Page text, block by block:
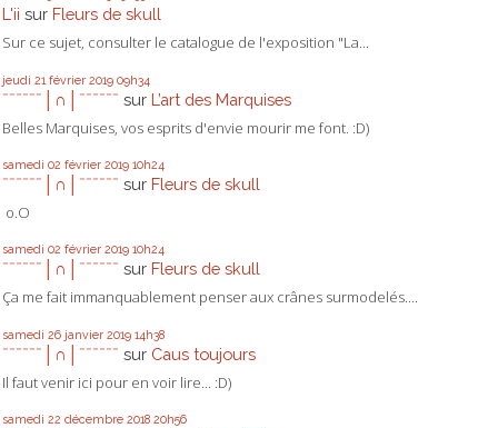
L'ii sur Fleurs de skull
Sur ce sujet, consulter le catalogue de l'exposition "La...
jeudi 21 février 2019 09h34
ˉˉˉˉˉˉ│∩│ˉˉˉˉˉˉ sur L’art des Marquises
Belles Marquises, vos esprits d'envie mourir me font. :D)
samedi 02 février 2019 10h24
ˉˉˉˉˉˉ│∩│ˉˉˉˉˉˉ sur Fleurs de skull
o.O
samedi 02 février 2019 10h24
ˉˉˉˉˉˉ│∩│ˉˉˉˉˉˉ sur Fleurs de skull
Ça me fait immanquablement penser aux crânes surmodelés....
samedi 26 janvier 2019 14h38
ˉˉˉˉˉˉ│∩│ˉˉˉˉˉˉ sur Caus toujours
Il faut venir ici pour en voir lire... :D)
samedi 22 décembre 2018 20h56